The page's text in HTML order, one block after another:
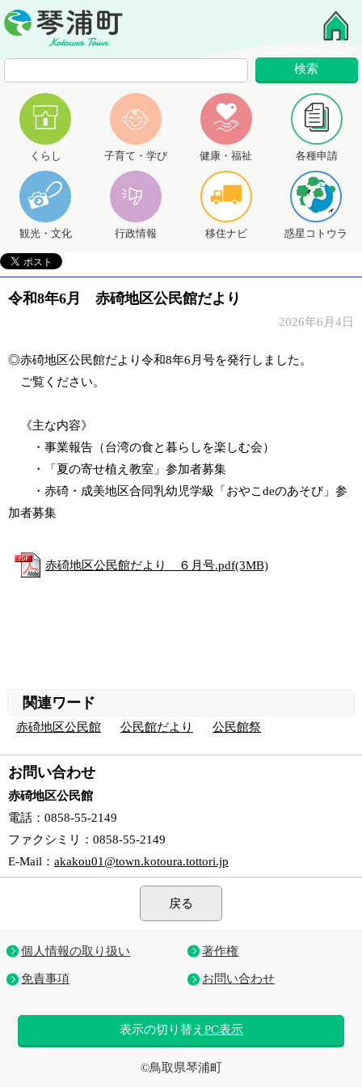
くらし 子育て・学び 健康・福祉 各種申請
観光・文化 行政情報 移住ナビ 惑星コトウラ
令和8年6月 赤碕地区公民館だより
2026年6月4日
◎赤碕地区公民館だより令和8年6月号を発行しました。
ご覧ください。
《主な内容》
・事業報告（台湾の食と暮らしを楽しむ会）
・「夏の寄せ植え教室」参加者募集
・赤碕・成美地区合同乳幼児学級「おやこdeのあそび」参
加者募集
赤碕地区公民館だより ６月号.pdf(3MB)
関連ワード
赤碕地区公民館 公民館だより 公民館祭
お問い合わせ
赤碕地区公民館
電話 ：0858-55-2149
ファクシミリ
：0858-55-2149
E-Mail ： akakou01@town.kotoura.tottori.jp
戻る
個人情報の取り扱い 著作権
免責事項 お問い合わせ
表示の切り替え PC表示
©鳥取県琴浦町